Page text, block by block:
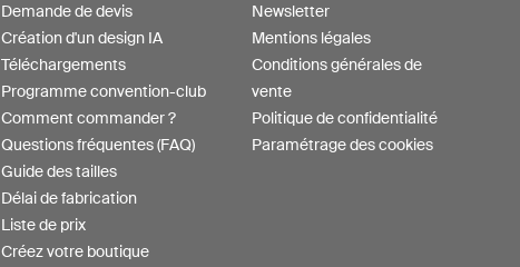
Demande de devis
Création d'un design IA
Téléchargements
Programme convention-club
Comment commander ?
Questions fréquentes (FAQ)
Guide des tailles
Délai de fabrication
Liste de prix
Créez votre boutique
Newsletter
Mentions légales
Conditions générales de
vente
Politique de confidentialité
Paramétrage des cookies